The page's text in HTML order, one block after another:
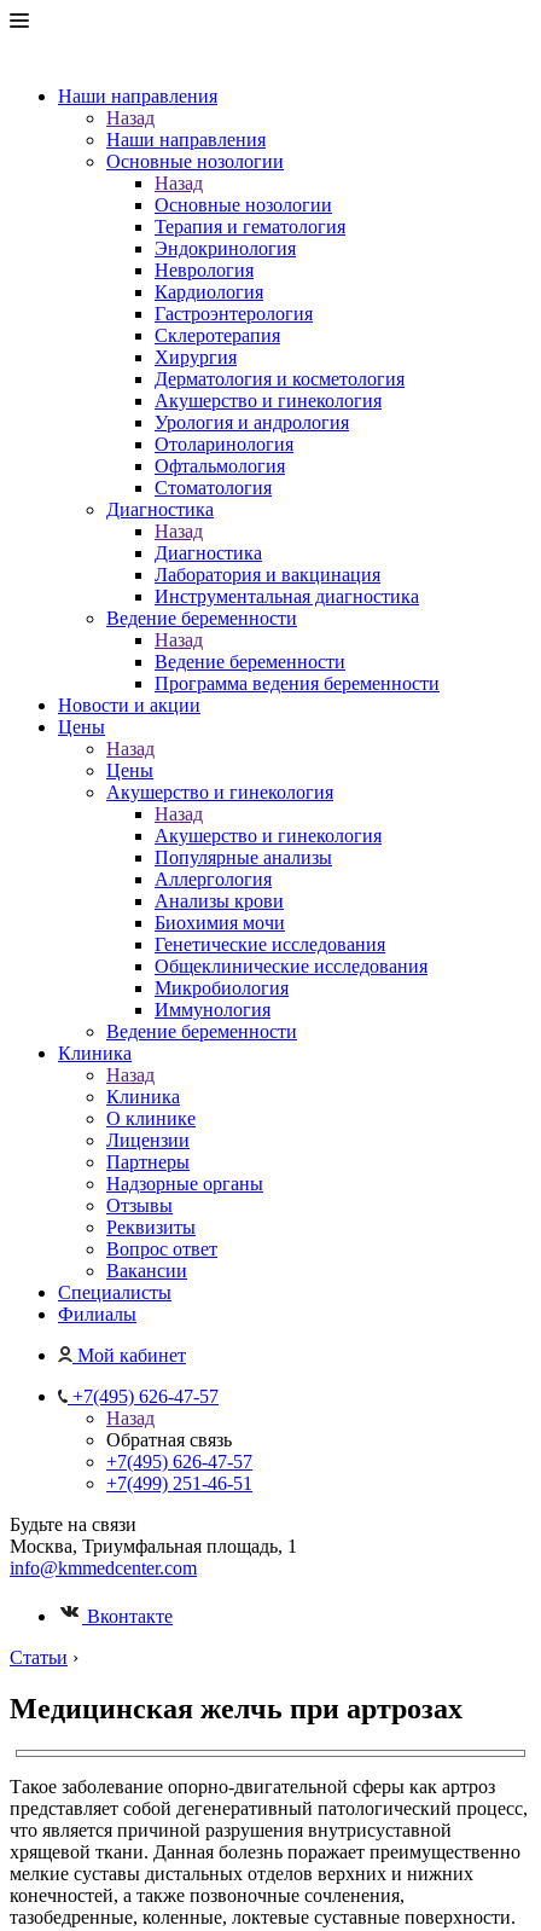
Наши направления
Назад
Наши направления
Основные нозологии
Назад
Основные нозологии
Терапия и гематология
Эндокринология
Неврология
Кардиология
Гастроэнтерология
Склеротерапия
Хирургия
Дерматология и косметология
Акушерство и гинекология
Урология и андрология
Отоларинология
Офтальмология
Стоматология
Диагностика
Назад
Диагностика
Лаборатория и вакцинация
Инструментальная диагностика
Ведение беременности
Назад
Ведение беременности
Программа ведения беременности
Новости и акции
Цены
Назад
Цены
Акушерство и гинекология
Назад
Акушерство и гинекология
Популярные анализы
Аллергология
Анализы крови
Биохимия мочи
Генетические исследования
Общеклинические исследования
Микробиология
Иммунология
Ведение беременности
Клиника
Назад
Клиника
О клинике
Лицензии
Партнеры
Надзорные органы
Отзывы
Реквизиты
Вопрос ответ
Вакансии
Специалисты
Филиалы
Мой кабинет
+7(495) 626-47-57
Назад
Обратная связь
+7(495) 626-47-57
+7(499) 251-46-51
Будьте на связи
Москва, Триумфальная площадь, 1
info@kmmedcenter.com
Вконтакте
Статьи ›
Медицинская желчь при артрозах
Такое заболевание опорно-двигательной сферы как артроз
представляет собой дегенеративный патологический процесс,
что является причиной разрушения внутрисуставной
хрящевой ткани. Данная болезнь поражает преимущественно
мелкие суставы дистальных отделов верхних и нижних
конечностей, а также позвоночные сочленения,
тазобедренные, коленные, локтевые суставные поверхности.